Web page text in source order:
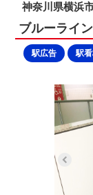
神奈川県横浜
ブルーライ
駅広告 駅